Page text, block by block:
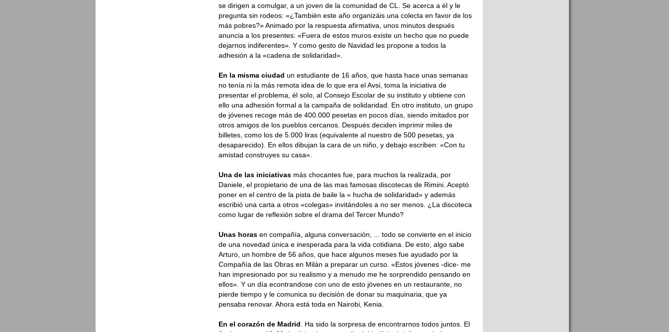
se dirigen a comulgar, a un joven de la comunidad de CL. Se acerca a él y le
pregunta sin rode­os: «¿También este año organizáis una colecta en favor de los
más pobres?» Animado por la respuesta afirmativa, unos minutos después
anuncia a los presentes: «Fuera de estos muros existe un hecho que no puede
dejarnos indiferentes». Y como gesto de Navidad les propone a todos la
adhesión a la «cadena de solidaridad».
En la misma ciudad un estudiante de 16 años, que hasta hace unas semanas
no tenía ni la más remota idea de lo que era el Avsi, toma la iniciativa de
presentar el problema, él solo, al Consejo Escolar de su ins­tituto y obtiene con
ello una adhe­sión formal a la campaña de solidaridad. En otro instituto, un grupo
de jóvenes recoge más de 400.000 pesetas en pocos días, siendo imita­dos por
otros amigos de los pueblos cercanos. Después deciden imprimir miles de
billetes, como los de 5.000 liras (equivalente al nuestro de 500 pesetas, ya
desaparecido). En ellos dibujan la cara de un niño, y debajo escriben: «Con tu
amistad constru­yes su casa».
Una de las iniciativas más cho­cantes fue, para muchos la realizada, por
Daniele, el propietario de una de las mas famosas discotecas de Rimi­ni. Aceptó
poner en el centro de la pista de baile la « hucha de solidari­dad» y además
escribió una carta a otros «colegas» invitándoles a no ser menos. ¿La discoteca
como lugar de reflexión sobre el drama del Tercer Mundo?
Unas horas en compañía, alguna conversación, ... todo se convierte en el inicio
de una novedad única e inesperada para la vida cotidiana. De esto, algo sabe
Arturo, un hombre de 56 años, que hace algunos meses fue ayudado por la
Compañía de las Obras en Milán a preparar un curso. «Estos jóvenes -dice- me
han impre­sionado por su realismo y a menudo me he sorprendido pensando en
ellos». Y un día econtrandose con uno de esto jóvenes en un restauran­te, no
pierde tiempo y le comunica su decisión de donar su maquinaria, que ya
pensaba renovar. Ahora está toda en Nairobi, Kenia.
En el corazón de Madrid . Ha sido la sorpresa de encontrarnos todos juntos. El